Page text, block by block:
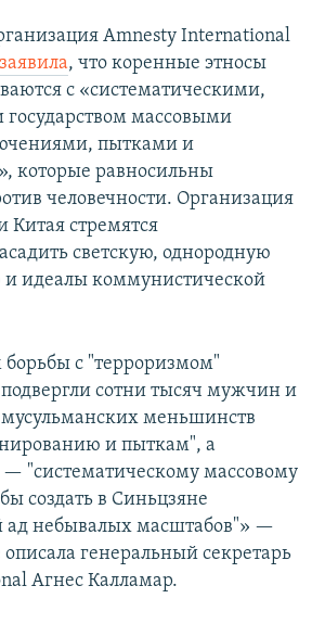
Amnesty International
заявила, что коренные этносы
с «систематическими,
массовыми
пытками и
которые равносильны
человечности. Организация
Китая стремятся
светскую, однородную
идеалы коммунистической
с "терроризмом"
сотни тысяч мужчин и
меньшинств
и пыткам", а
"систематическому массовому
создать в Синьцзяне
ад небывалых масштабов"» —
генеральный секретарь
Агнес Калламар.